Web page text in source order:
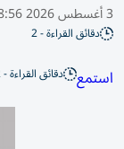
3 أغسطس 2026 18:56 مساء
دقائق القراءة - 2
استمع دقائق القراءة - 2